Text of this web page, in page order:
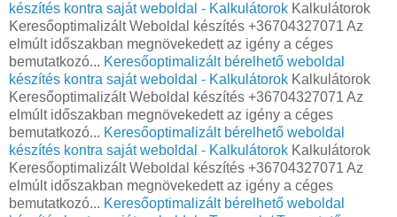
készítés kontra saját weboldal - Kalkulátorok Kalkulátorok
Keresőoptimalizált Weboldal készítés +36704327071 Az
elmúlt időszakban megnövekedett az igény a céges
bemutatkozó... Keresőoptimalizált bérelhető weboldal
készítés kontra saját weboldal - Kalkulátorok Kalkulátorok
Keresőoptimalizált Weboldal készítés +36704327071 Az
elmúlt időszakban megnövekedett az igény a céges
bemutatkozó... Keresőoptimalizált bérelhető weboldal
készítés kontra saját weboldal - Kalkulátorok Kalkulátorok
Keresőoptimalizált Weboldal készítés +36704327071 Az
elmúlt időszakban megnövekedett az igény a céges
bemutatkozó... Keresőoptimalizált bérelhető weboldal